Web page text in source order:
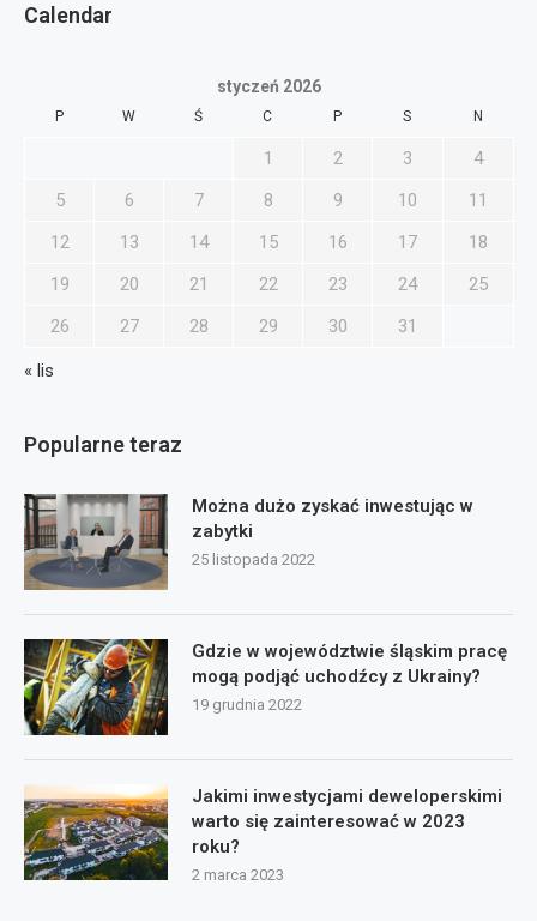
Popularne teraz
Można dużo zyskać inwestując w
zabytki
25 listopada 2022
Gdzie w województwie śląskim pracę
mogą podjąć uchodźcy z Ukrainy?
19 grudnia 2022
Jakimi inwestycjami deweloperskimi
warto się zainteresować w 2023
roku?
2 marca 2023
Calendar
styczeń 2026
P W Ś C P S N
1 2 3
4
5
6 7 8 9 10
11
12
13 14 15 16 17
18
19
20 21 22 23 24
25
26
27 28 29 30 31
« lis